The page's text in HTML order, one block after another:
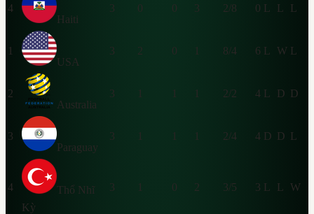
4
Haiti
3 0 0 3 2/8 0 L L L
1
USA
3 2 0 1 8/4 6 L W L
2
Australia
3 1 1 1 2/2 4 L D D
3
Paraguay
3 1 1 1 2/4 4 D D L
4
Thổ Nhĩ
Kỳ
3 1 0 2 3/5 3 L L W